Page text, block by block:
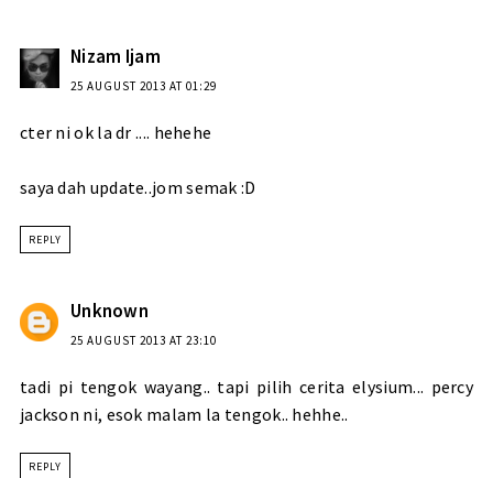
Nizam Ijam
25 AUGUST 2013 AT 01:29
cter ni ok la dr .... hehehe
saya dah update..jom semak :D
REPLY
Unknown
25 AUGUST 2013 AT 23:10
tadi pi tengok wayang.. tapi pilih cerita elysium... percy
jackson ni, esok malam la tengok.. hehhe..
REPLY